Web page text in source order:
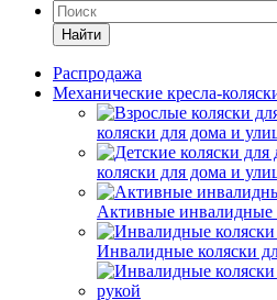
Найти
Распродажа
Механические кресла-
коляски для дома и
коляски для дома и
Активные инвалидные
Инвалидные коляски